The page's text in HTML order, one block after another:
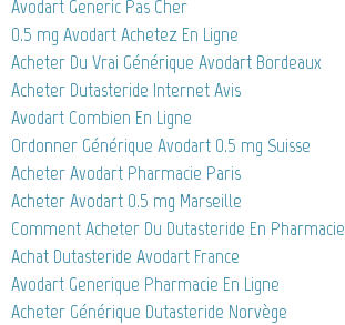
Avodart Generic Pas Cher
0.5 mg Avodart Achetez En Ligne
Acheter Du Vrai Générique Avodart Bordeaux
Acheter Dutasteride Internet Avis
Avodart Combien En Ligne
Ordonner Générique Avodart 0.5 mg Suisse
Acheter Avodart Pharmacie Paris
Acheter Avodart 0.5 mg Marseille
Comment Acheter Du Dutasteride En Pharmacie
Achat Dutasteride Avodart France
Avodart Generique Pharmacie En Ligne
Acheter Générique Dutasteride Norvège